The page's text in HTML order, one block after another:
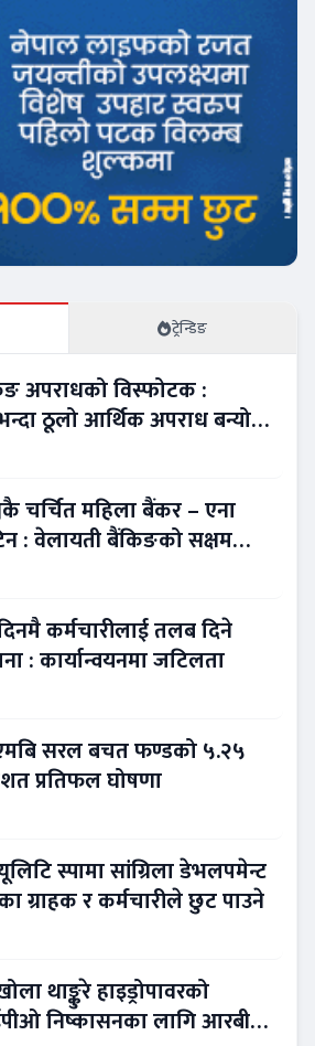
ट्रेन्डिङ
अपराधको विस्फोटक :
ठूलो आर्थिक अपराध बन्यो
चर्चित महिला बैंकर – एना
: वेलायती बैंकिङको सक्षम
कर्मचारीलाई तलब दिने
: कार्यान्वयनमा जटिलता
सरल बचत फण्डको ५.२५
प्रतिफल घोषणा
स्पामा सांग्रिला डेभलपमेन्ट
ग्राहक र कर्मचारीले छुट पाउने
थाङ्कुरे हाइड्रोपावरको
निष्कासनका लागि आरबीबी